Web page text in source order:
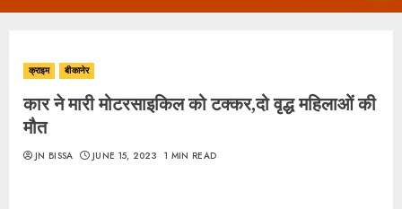
Menu
क्राइम बीकानेर
कार ने मारी मोटरसाइकिल को टक्कर,दो वृद्ध महिलाओं की
मौत
JN BISSA JUNE 15, 2023 1 MIN READ